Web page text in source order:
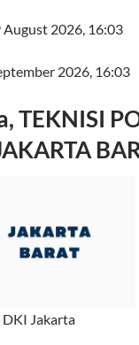
August 2026, 16:03
2026, 16:03
TEKNISI
DKI Jakarta